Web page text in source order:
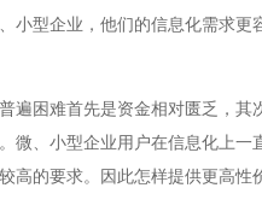
型企业，他们的信息化需求更
困难首先是资金相对匮乏，其
微、小型企业用户在信息化上
高的要求。因此怎样提供更高